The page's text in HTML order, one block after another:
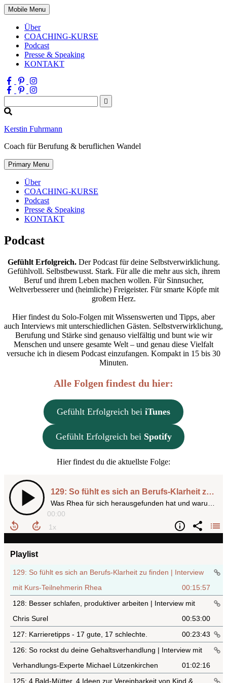
Mobile Menu
Über
COACHING-KURSE
Podcast
Presse & Speaking
KONTAKT
Suchen
nach:
Kerstin Fuhrmann
Coach für Berufung & beruflichen Wandel
Primary Menu
Über
COACHING-KURSE
Podcast
Presse & Speaking
KONTAKT
Skip
to
Podcast
Gefühlt Erfolgreich.Der Podcast für deine Selbstverwirklichung.
Gefühlvoll. Selbstbewusst. Stark. Für alle die mehr aus sich, ihrem
Beruf und ihrem Leben machen wollen. Für Sinnsucher,
Weltverbesserer und (heimliche) Freigeister. Für smarte Köpfe mit
großem Herz.
Hier findest du Solo-Folgen mit Wissenswerten und Tipps, aber
auch Interviews mit unterschiedlichen Gästen. Selbstverwirklichung,
Berufung und Stärke sind genauso vielfältig und bunt wie wir
Menschen und unsere gesamte Welt – und genau diese Vielfalt
versuche ich in diesem Podcast einzufangen. Kompakt in 15 bis 30
Minuten.
Alle Folgen findest du hier:
Gefühlt Erfolgreich bei iTunes
Gefühlt Erfolgreich bei Spotify
Hier findest du die aktuellste Folge: